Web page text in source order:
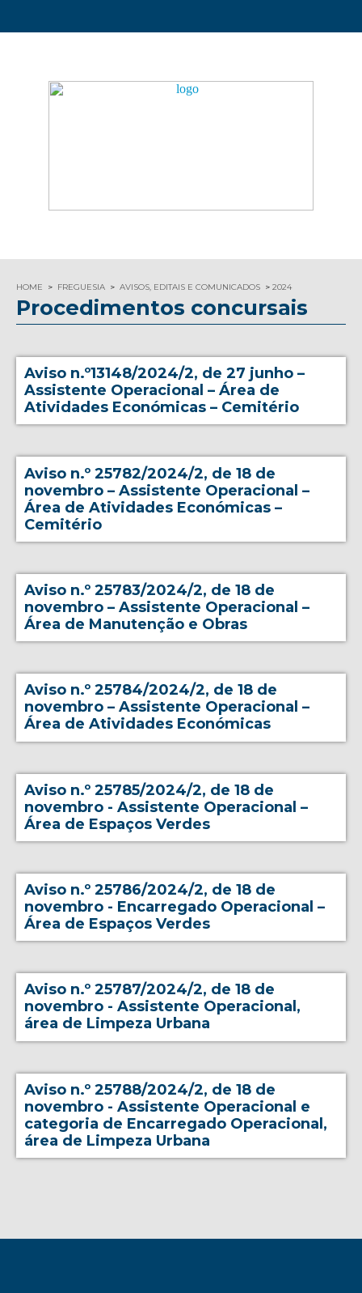
HOME FREGUESIA AVISOS, EDITAIS E COMUNICADOS 2024
Procedimentos concursais
Aviso n.º13148/2024/2, de 27 junho –
Assistente Operacional – Área de
Atividades Económicas – Cemitério
Aviso n.º 25782/2024/2, de 18 de
novembro – Assistente Operacional –
Área de Atividades Económicas –
Cemitério
Aviso n.º 25783/2024/2, de 18 de
novembro – Assistente Operacional –
Área de Manutenção e Obras
Aviso n.º 25784/2024/2, de 18 de
novembro – Assistente Operacional –
Área de Atividades Económicas
Aviso n.º 25785/2024/2, de 18 de
novembro - Assistente Operacional –
Área de Espaços Verdes
Aviso n.º 25786/2024/2, de 18 de
novembro - Encarregado Operacional –
Área de Espaços Verdes
Aviso n.º 25787/2024/2, de 18 de
novembro - Assistente Operacional,
área de Limpeza Urbana
Aviso n.º 25788/2024/2, de 18 de
novembro - Assistente Operacional e
categoria de Encarregado Operacional,
área de Limpeza Urbana